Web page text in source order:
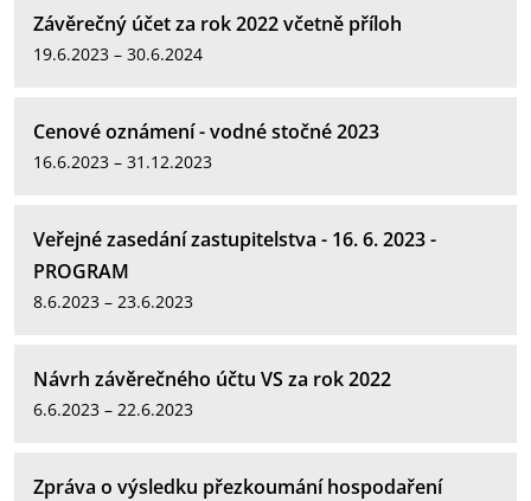
Závěrečný účet za rok 2022 včetně příloh
19.6.2023 – 30.6.2024
Cenové oznámení - vodné stočné 2023
16.6.2023 – 31.12.2023
Veřejné zasedání zastupitelstva - 16. 6. 2023 -
PROGRAM
8.6.2023 – 23.6.2023
Návrh závěrečného účtu VS za rok 2022
6.6.2023 – 22.6.2023
Zpráva o výsledku přezkoumání hospodaření